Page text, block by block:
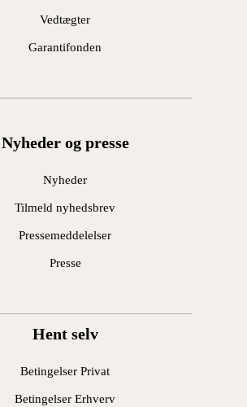
Vedtægter
Garantifonden
Nyheder og presse
Nyheder
Tilmeld nyhedsbrev
Pressemeddelelser
Presse
Hent selv
Betingelser Privat
Betingelser Erhverv